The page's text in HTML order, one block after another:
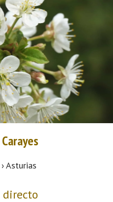
Asturias
directo